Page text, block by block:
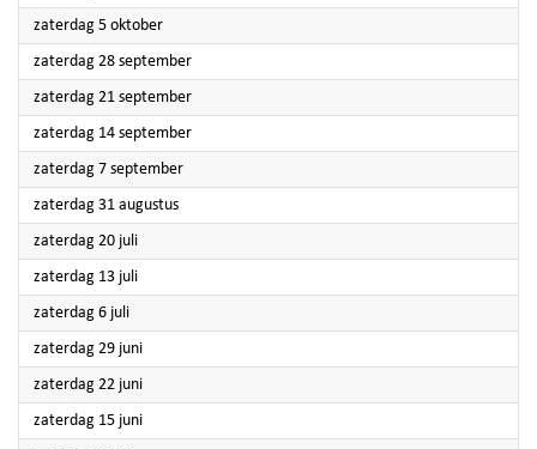
zaterdag 5 oktober2024
zaterdag 28 september2024
zaterdag 21 september2024
zaterdag 14 september2024
zaterdag 7 september2024
zaterdag 31 augustus2024
zaterdag 20 juli2024
zaterdag 13 juli2024
zaterdag 6 juli2024
zaterdag 29 juni2024
zaterdag 22 juni2024
zaterdag 15 juni2024